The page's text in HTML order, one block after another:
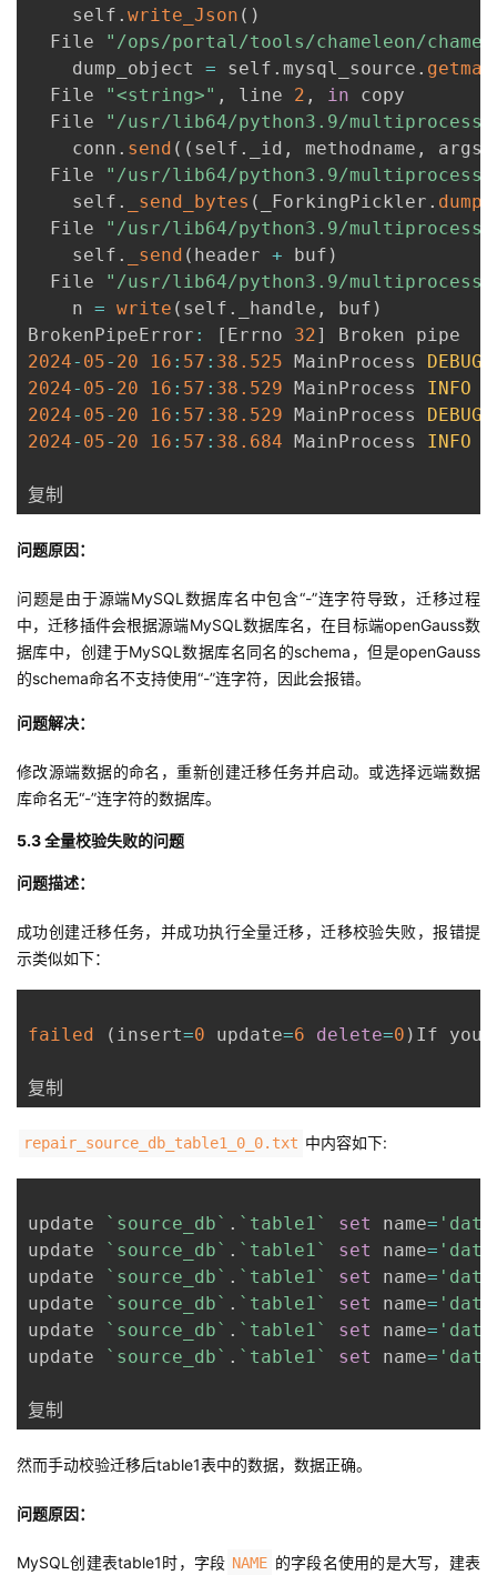
    self
. write_Json ( )
  File
"/ops/portal/tools/chameleon/
    dump_object
= self . mysql_source .
  File
"<string>" , line 2 , in copy
  File
"/usr/lib64/python3.9/
    conn
. send ( ( self . _id , methodname , args
  File
"/usr/lib64/python3.9/
    self
. _send_bytes ( _ForkingPickler . dumps
  File
"/usr/lib64/python3.9/
    self
. _send ( header + buf )
  File
"/usr/lib64/python3.9/
    n
= write ( self . _handle , buf )
BrokenPipeError : [ Errno 32]
2024- 05- 20 16 : 57 : 38.525 MainProcess DEBUG
2024- 05- 20 16 : 57 : 38.529 MainProcess INFO
2024- 05- 20 16 : 57 : 38.529 MainProcess DEBUG
2024- 05- 20 16 : 57 : 38.684 MainProcess INFO
复制
问题原因：
问题是由于源端MySQL数据库名中包含“-”连字符导致，迁移过程
中，迁移插件会根据源端MySQL数据库名，在目标端openGauss数
据库中，创建于MySQL数据库名同名的schema，但是openGauss
的schema命名不支持使用“-”连字符，因此会报错。
问题解决：
修改源端数据的命名，重新创建迁移任务并启动。或选择远端数据
库命名无“-”连字符的数据库。
5.3 全量校验失败的问题
问题描述：
成功创建迁移任务，并成功执行全量迁移，迁移校验失败，报错提
示类似如下：
failed ( insert=0 update=6 delete=0 ) If you
复制
repair_source_db_table1_0_0.txt 中内容如下:
update ` source_db` . ` table1` set name=
update
` source_db` . ` table1` set name=
update
` source_db` . ` table1` set name=
update
` source_db` . ` table1` set name=
update
` source_db` . ` table1` set name=
update
` source_db` . ` table1` set name=
复制
然而手动校验迁移后table1表中的数据，数据正确。
问题原因：
MySQL创建表table1时，字段 NAME 的字段名使用的是大写，建表